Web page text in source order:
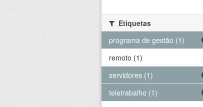
Etiquetas
programa de gestão (1)
remoto (1)
servidores (1)
teletrabalho (1)